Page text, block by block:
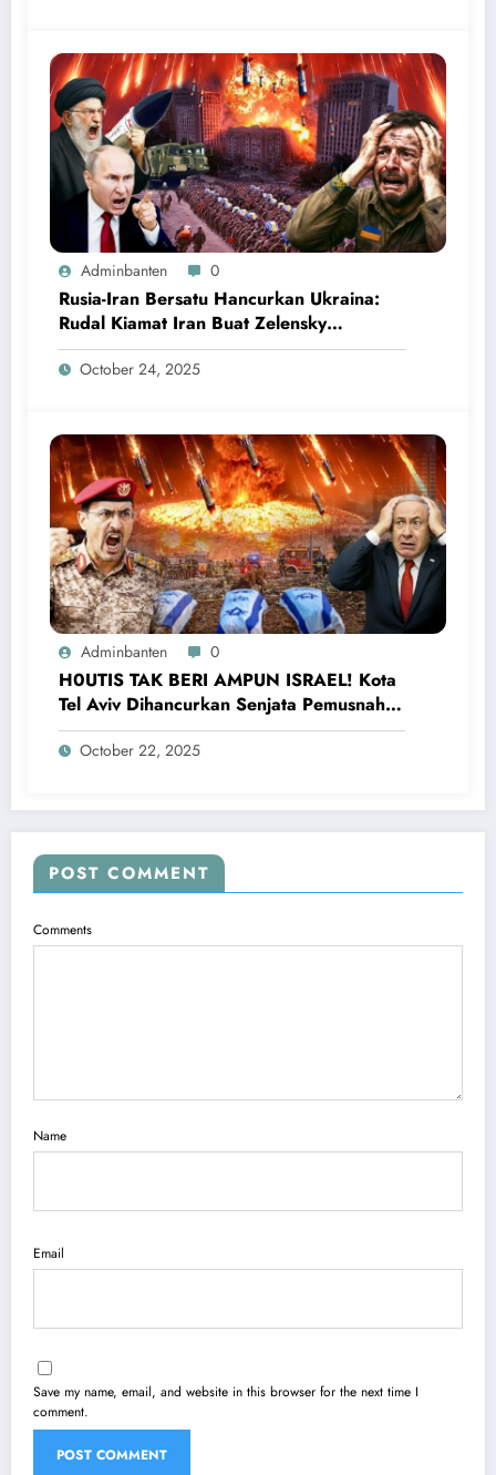
Adminbanten 0
Rusia-Iran Bersatu Hancurkan Ukraina:
Rudal Kiamat Iran Buat Zelensky
Ketakutan dan Menyerah
October 24, 2025
Adminbanten 0
H0UTIS TAK BERI AMPUN ISRAEL! Kota
Tel Aviv Dihancurkan Senjata Pemusnah,
Netanyahu Ketakutan
October 22, 2025
POST COMMENT
Comments
Name
Email
Save my name, email, and website in this browser for the next time I
comment.